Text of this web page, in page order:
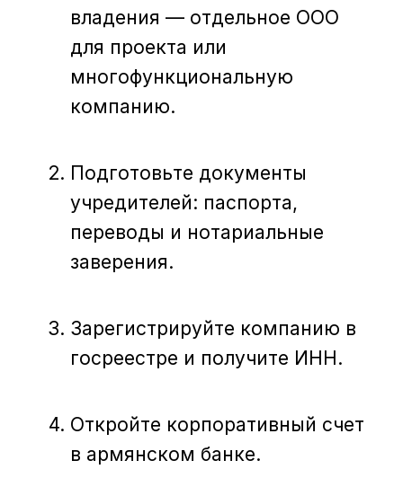
владения — отдельное ООО
для проекта или
многофункциональную
компанию.
Подготовьте документы
учредителей: паспорта,
переводы и нотариальные
заверения.
Зарегистрируйте компанию в
госреестре и получите ИНН.
Откройте корпоративный счет
в армянском банке.